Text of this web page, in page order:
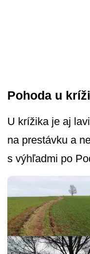
Pohoda u
U krížika je aj
na prestávku a
s výhľadmi po